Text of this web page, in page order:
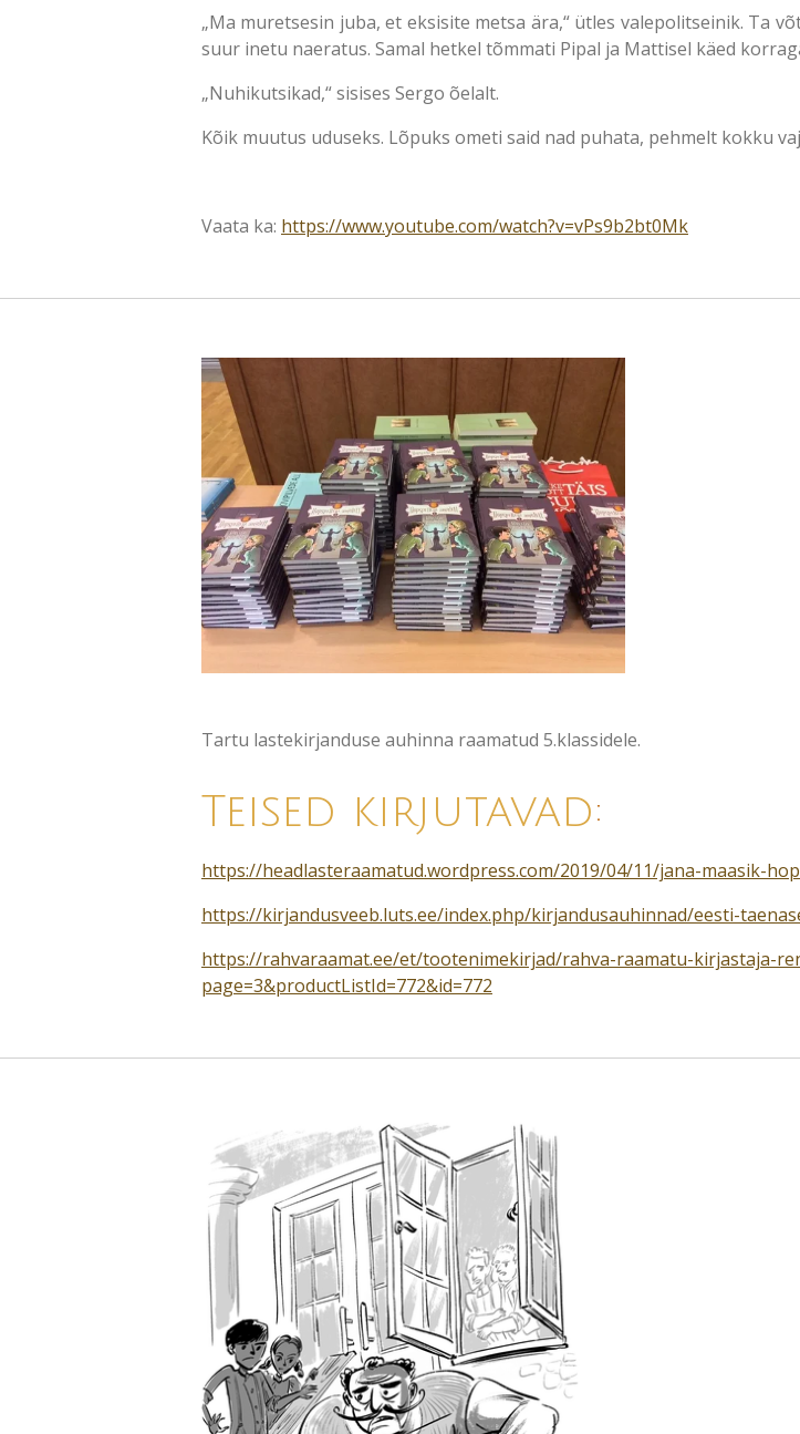
„Ma muretsesin juba, et eksisite metsa ära,“ ütles valepolitseinik. Ta
suur inetu naeratus. Samal hetkel tõmmati Pipal ja Mattisel käed
„Nuhikutsikad,“ sisises Sergo õelalt.
Kõik muutus uduseks. Lõpuks ometi said nad puhata, pehmelt kokku
Vaata ka: https://www.youtube.com/watch?v=vPs9b2bt0Mk
Tartu lastekirjanduse auhinna raamatud 5.klassidele.
Teised kirjutavad:
https://headlasteraamatud.wordpress.com/2019/04/11/jana-maasik-
https://kirjandusveeb.luts.ee/index.php/kirjandusauhinnad/eesti-
https://rahvaraamat.ee/et/tootenimekirjad/rahva-raamatu-kirjastaja-
page=3&productListId=772&id=772